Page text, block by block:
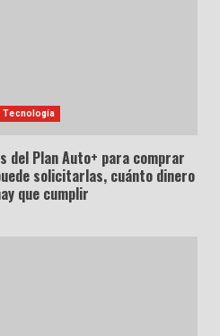
Tecnología
del Plan Auto+ para comprar
solicitarlas, cuánto dinero
que cumplir